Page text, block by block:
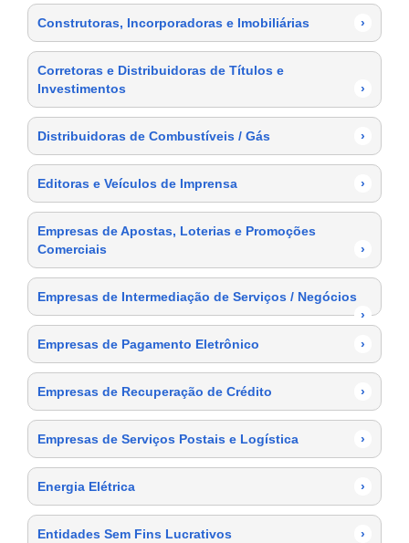
Construtoras, Incorporadoras e Imobiliárias ›
Corretoras e Distribuidoras de Títulos e
Investimentos
›
Distribuidoras de Combustíveis / Gás ›
Editoras e Veículos de Imprensa ›
Empresas de Apostas, Loterias e Promoções
Comerciais
›
Empresas de Intermediação de Serviços / Negócios
›
Empresas de Pagamento Eletrônico
›
Empresas de Recuperação de Crédito ›
Empresas de Serviços Postais e Logística ›
Energia Elétrica ›
Entidades Sem Fins Lucrativos ›